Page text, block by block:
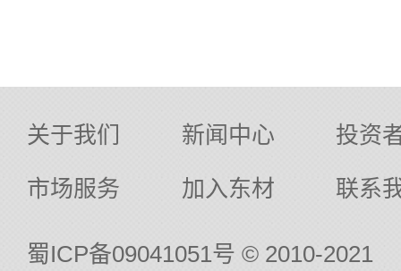
关于我们 新闻中心
投资
市场服务
加入东材 联系
蜀ICP备09041051号 © 2010-2021